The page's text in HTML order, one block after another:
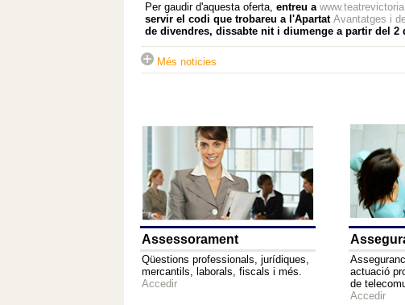
Per gaudir d'aquesta oferta, entreu a
servir el codi que trobareu a l'Apartat Avantatges i
de divendres, dissabte nit i diumenge a partir del 2
Més noticies
Assessorament
Qüestions professionals, jurídiques,
mercantils, laborals, fiscals i més.
Accedir
actuació
de
Accedir